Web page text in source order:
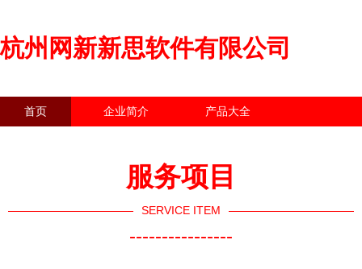
杭州网新新思软件有限公司
首页 企业简介 产品大全
服务项目
SERVICE ITEM
----------------